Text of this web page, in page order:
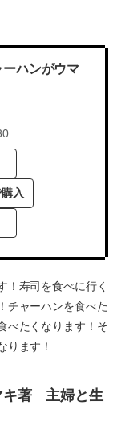
ハンがウマ
入
！寿司を食べに行く
チャーハンを食べた
べたくなります！そ
ります！
キ著 主婦と生